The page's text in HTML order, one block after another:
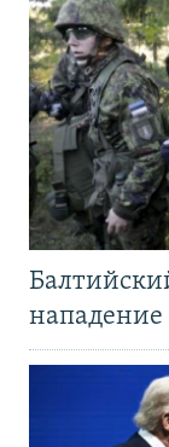
нападение